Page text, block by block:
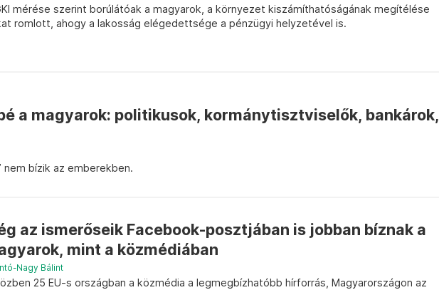
mérése szerint borúlátóak a magyarok, a környezet kiszámíthatóságának megítélése
romlott, ahogy a lakosság elégedettsége a pénzügyi helyzetével is.
a magyarok: politikusok, kormánytisztviselők, bankárok,
nem bízik az emberekben.
az ismerőseik Facebook-posztjában is jobban bíznak a
mint a közmédiában
Nagy Bálint
25 EU-s országban a közmédia a legmegbízhatóbb hírforrás, Magyarországon az